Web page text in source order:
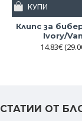
Клипс за
Ivory/
14.83€
КУПИ
СТАТИИ ОТ